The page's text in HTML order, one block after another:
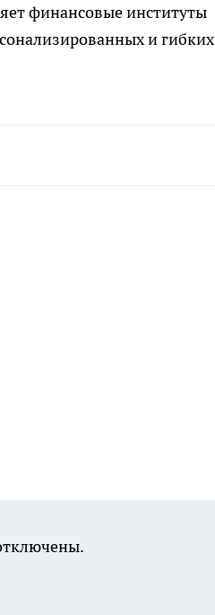
финансовые институты
и гибких